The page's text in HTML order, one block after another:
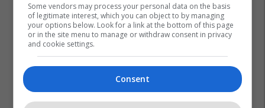
Some vendors may process your personal data on the basis
of legitimate interest, which you can object to by managing
your options below. Look for a link at the bottom of this page
or in the site menu to manage or withdraw consent in privacy
and cookie settings.
Consent